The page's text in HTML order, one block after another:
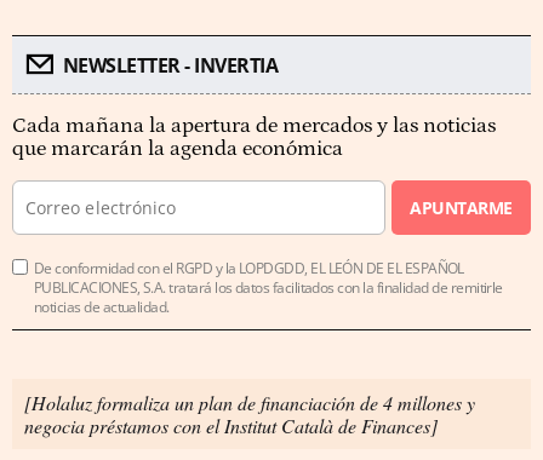
NEWSLETTER - INVERTIA
Cada mañana la apertura de mercados y las noticias
que marcarán la agenda económica
APUNTARME
De conformidad con el RGPD y la LOPDGDD, EL LEÓN DE EL ESPAÑOL
PUBLICACIONES, S.A. tratará los datos facilitados con la finalidad de remitirle
noticias de actualidad.
[Holaluz formaliza un plan de financiación de 4 millones y
negocia préstamos con el Institut Català de Finances]